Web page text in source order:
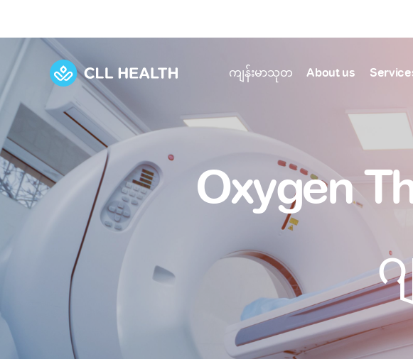
ကျန်းမာသုတ
View all health articles
Emergencies
Diseases and Conditions
Symptoms
Drugs and Supplements
Find
A B
N
Or search
SEARCH
About us
About us
Discover our commitment to transforming healthcare
Our history
Careers
Explore Services
Comprehensive care for your health and well-being
Primary care Developmental
Immunisation Diagnostics
Fertility care
Rehabilitation Health screening
Our Facilities
Comprehensive care for your health and well-being
Our polyclinics
Quality primary and specialty care near you
Diagnostics and treatment in one place
Oxygen